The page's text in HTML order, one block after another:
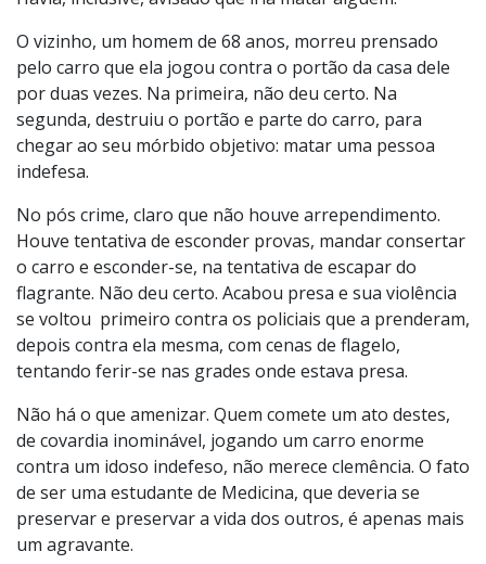
O vizinho, um homem de 68 anos, morreu prensado
pelo carro que ela jogou contra o portão da casa dele
por duas vezes. Na primeira, não deu certo. Na
segunda, destruiu o portão e parte do carro, para
chegar ao seu mórbido objetivo: matar uma pessoa
indefesa.
No pós crime, claro que não houve arrependimento.
Houve tentativa de esconder provas, mandar consertar
o carro e esconder-se, na tentativa de escapar do
flagrante. Não deu certo. Acabou presa e sua violência
se voltou primeiro contra os policiais que a prenderam,
depois contra ela mesma, com cenas de flagelo,
tentando ferir-se nas grades onde estava presa.
Não há o que amenizar. Quem comete um ato destes,
de covardia inominável, jogando um carro enorme
contra um idoso indefeso, não merece clemência. O fato
de ser uma estudante de Medicina, que deveria se
preservar e preservar a vida dos outros, é apenas mais
um agravante.